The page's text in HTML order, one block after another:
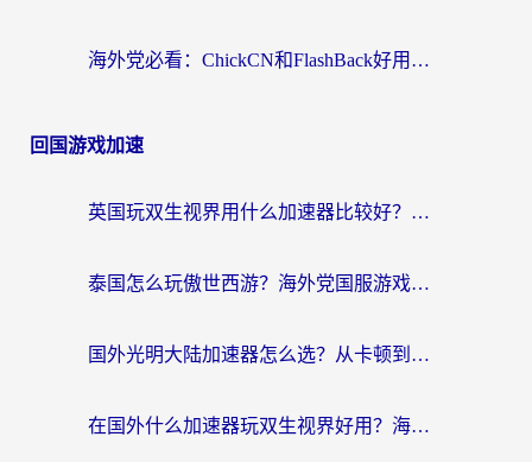
海外党必看：ChickCN和FlashBack好用吗？3招教你选对回国加速器（附云极、HomeCN、斧牛vs艾果对比）
回国游戏加速
英国玩双生视界用什么加速器比较好？海外党亲测有效的国服游戏加速方案
泰国怎么玩傲世西游？海外党国服游戏加速终极攻略（附光明大陆量子特攻实测）
国外光明大陆加速器怎么选？从卡顿到丝滑的终极指南（含德国玩走开外星人墨西哥玩俄罗斯方块技巧）
在国外什么加速器玩双生视界好用？海外党亲测不踩坑的终极指南